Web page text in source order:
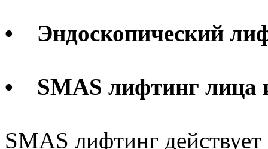
• Эндоскопический
• SMAS лифтинг лица
SMAS лифтинг